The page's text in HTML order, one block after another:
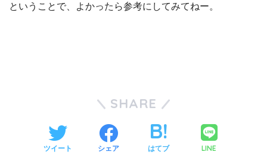
ということで、よかったら参考にしてみてねー。
SHARE
ツイート シェア はてブ LINE